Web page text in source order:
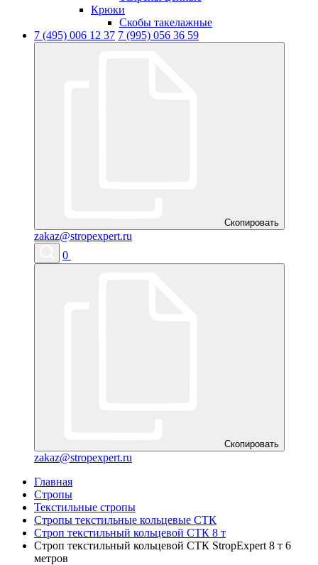
Крюки
Скобы такелажные
7 (495) 006 12 37 7 (995) 056 36 59
Скопировать
zakaz@stropexpert.ru
0
Скопировать
zakaz@stropexpert.ru
Главная
Стропы
Текстильные стропы
Стропы текстильные кольцевые СТК
Строп текстильный кольцевой СТК 8 т
Строп текстильный кольцевой СТК StropExpert 8 т 6
метров